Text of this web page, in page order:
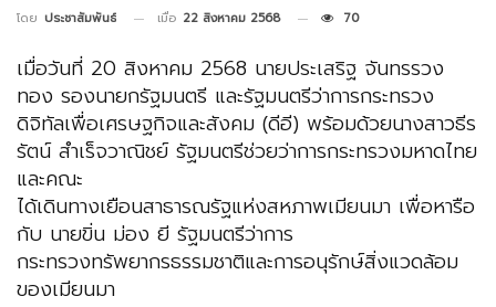
โดย ประชาสัมพันธ์ เมื่อ 22 สิงหาคม 2568 70
เมื่อวันที่ 20 สิงหาคม 2568 นายประเสริฐ จันทรรวง
ทอง รองนายกรัฐมนตรี และรัฐมนตรีว่าการกระทรวง
ดิจิทัลเพื่อเศรษฐกิจและสังคม (ดีอี) พร้อมด้วยนางสาวธีร
รัตน์ สำเร็จวาณิชย์ รัฐมนตรีช่วยว่าการกระทรวงมหาดไทย
และคณะ
ได้เดินทางเยือนสาธารณรัฐแห่งสหภาพเมียนมา เพื่อหารือ
กับ นายขิ่น ม่อง ยี รัฐมนตรีว่าการ
กระทรวงทรัพยากรธรรมชาติและการอนุรักษ์สิ่งแวดล้อม
ของเมียนมา